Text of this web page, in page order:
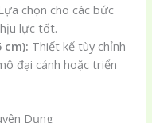
chọn cho các bức
lực tốt.
cm): Thiết kế tùy chỉnh
đại cảnh hoặc triển
Dụng